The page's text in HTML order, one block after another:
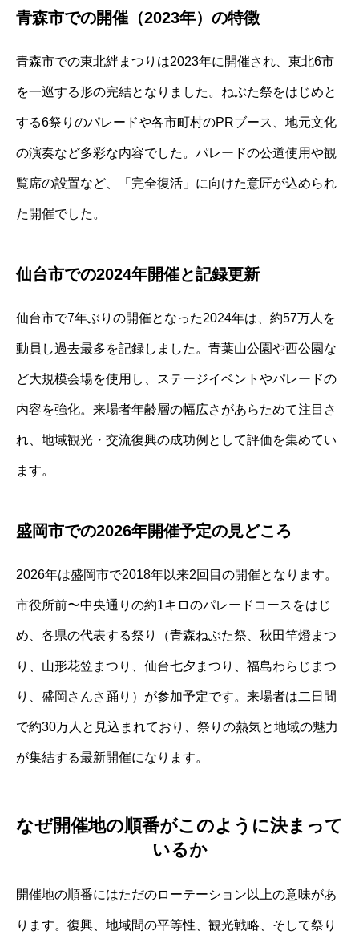
青森市での開催（2023年）の特徴
青森市での東北絆まつりは2023年に開催され、東北6市
を一巡する形の完結となりました。ねぶた祭をはじめと
する6祭りのパレードや各市町村のPRブース、地元文化
の演奏など多彩な内容でした。パレードの公道使用や観
覧席の設置など、「完全復活」に向けた意匠が込められ
た開催でした。
仙台市での2024年開催と記録更新
仙台市で7年ぶりの開催となった2024年は、約57万人を
動員し過去最多を記録しました。青葉山公園や西公園な
ど大規模会場を使用し、ステージイベントやパレードの
内容を強化。来場者年齢層の幅広さがあらためて注目さ
れ、地域観光・交流復興の成功例として評価を集めてい
ます。
盛岡市での2026年開催予定の見どころ
2026年は盛岡市で2018年以来2回目の開催となります。
市役所前〜中央通りの約1キロのパレードコースをはじ
め、各県の代表する祭り（青森ねぶた祭、秋田竿燈まつ
り、山形花笠まつり、仙台七夕まつり、福島わらじまつ
り、盛岡さんさ踊り）が参加予定です。来場者は二日間
で約30万人と見込まれており、祭りの熱気と地域の魅力
が集結する最新開催になります。
なぜ開催地の順番がこのように決まって
いるか
開催地の順番にはただのローテーション以上の意味があ
ります。復興、地域間の平等性、観光戦略、そして祭り